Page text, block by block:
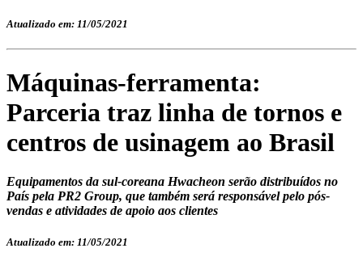
Atualizado em: 11/05/2021
Máquinas-ferramenta:
Parceria traz linha de tornos e
centros de usinagem ao Brasil
Equipamentos da sul-coreana Hwacheon serão distribuídos no
País pela PR2 Group, que também será responsável pelo pós-
vendas e atividades de apoio aos clientes
Atualizado em: 11/05/2021